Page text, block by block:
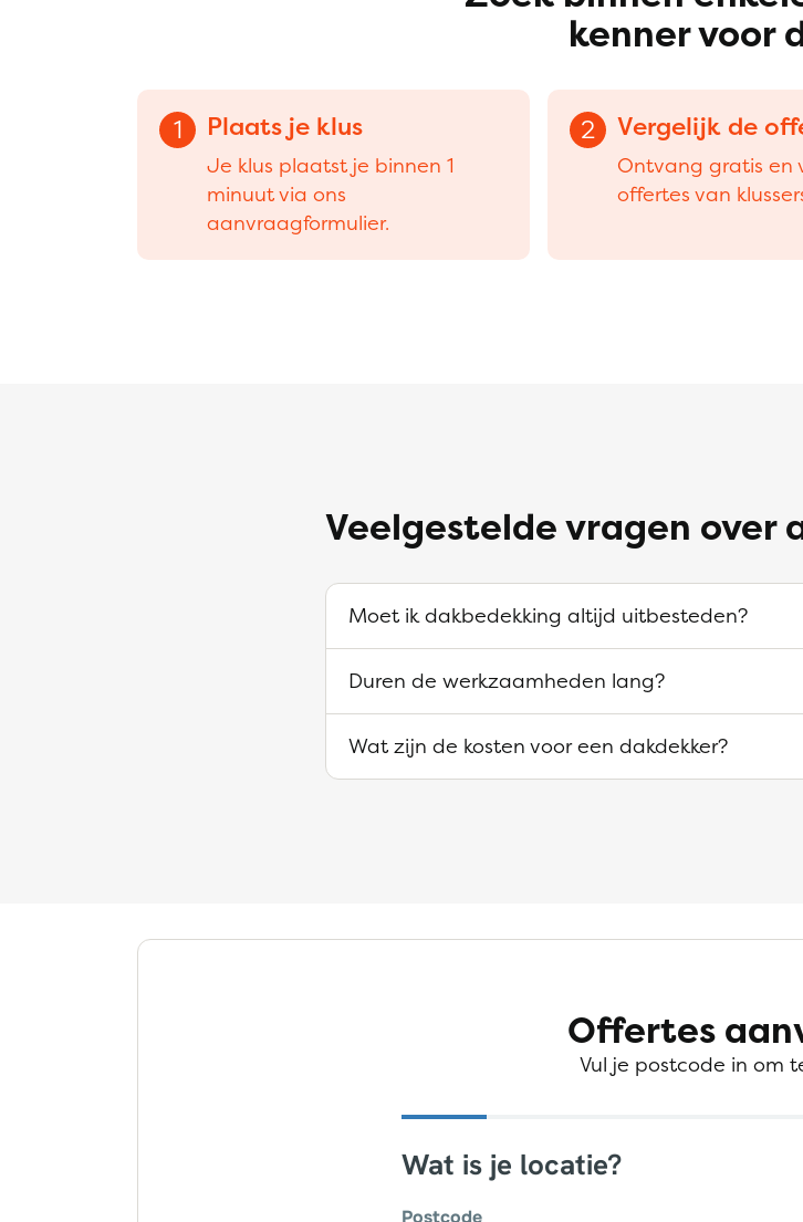
kenner voor
1 Plaats je klus
Je klus plaatst je binnen 1
minuut via ons
aanvraagformulier.
2 Vergelijk de
Ontvang gratis en
offertes van
Veelgestelde vragen over
Moet ik dakbedekking altijd uitbesteden?
Duren de werkzaamheden lang?
Wat zijn de kosten voor een dakdekker?
Offertes
Vul je postcode in om